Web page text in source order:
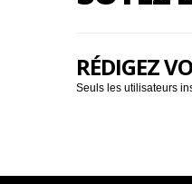
RÉDIGEZ
Seuls les utilisateurs